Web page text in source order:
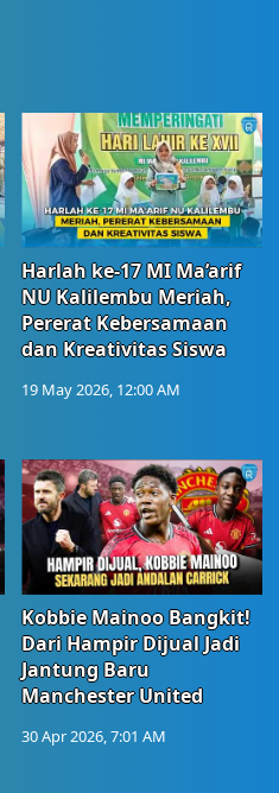
Harlah ke-17 MI Ma’arif
NU Kalilembu Meriah,
Pererat Kebersamaan
dan Kreativitas Siswa
19 May 2026, 12:00 AM
Kobbie Mainoo Bangkit!
Dari Hampir Dijual Jadi
Jantung Baru
Manchester United
30 Apr 2026, 7:01 AM